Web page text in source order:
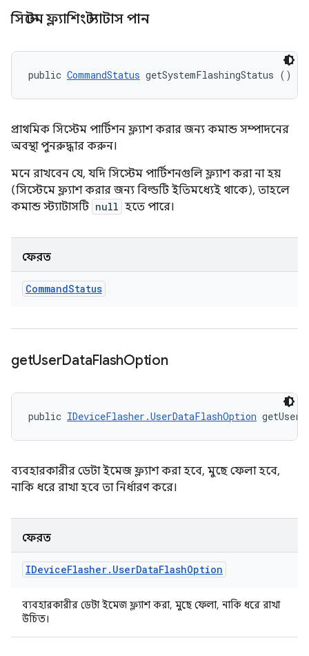
সিস্টেম ফ্ল্যাশিং স্ট্যাটাস পান
public CommandStatus getSystemFlashingStatus ()
প্রাথমিক সিস্টেম পার্টিশন ফ্ল্যাশ করার জন্য কমান্ড সম্পাদনের
অবস্থা পুনরুদ্ধার করুন।
মনে রাখবেন যে, যদি সিস্টেম পার্টিশনগুলি ফ্ল্যাশ করা না হয়
(সিস্টেমে ফ্ল্যাশ করার জন্য বিল্ডটি ইতিমধ্যেই থাকে), তাহলে
কমান্ড স্ট্যাটাসটি null হতে পারে।
ফেরত
CommandStatus
getUserDataFlashOption
public IDeviceFlasher.UserDataFlashOption
ব্যবহারকারীর ডেটা ইমেজ ফ্ল্যাশ করা হবে, মুছে ফেলা হবে,
নাকি ধরে রাখা হবে তা নির্ধারণ করে।
ফেরত
IDeviceFlasher. UserDataFlashOption
ব্যবহারকারীর ডেটা ইমেজ ফ্ল্যাশ করা, মুছে ফেলা, নাকি ধরে রাখা
উচিত।